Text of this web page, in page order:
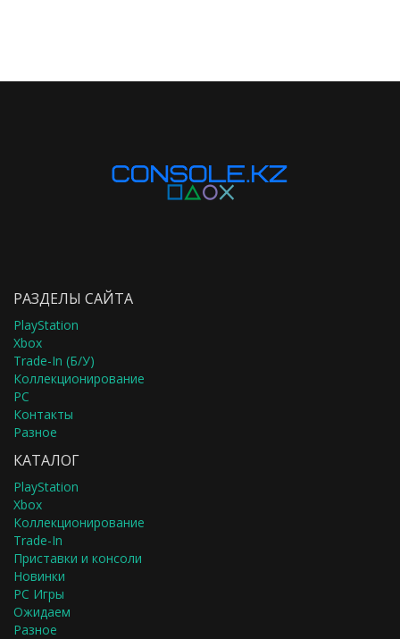
РАЗДЕЛЫ САЙТА
PlayStation
Xbox
Trade-In (Б/У)
Коллекционирование
PC
Контакты
Разное
КАТАЛОГ
PlayStation
Xbox
Коллекционирование
Trade-In
Приставки и консоли
Новинки
PC Игры
Ожидаем
Разное